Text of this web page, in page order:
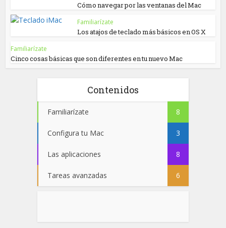
Cómo navegar por las ventanas del Mac
Familiarízate
Los atajos de teclado más básicos en OS X
Familiarízate
Cinco cosas básicas que son diferentes en tu nuevo Mac
Contenidos
Familiarízate 8
Configura tu Mac 3
Las aplicaciones 8
Tareas avanzadas 6